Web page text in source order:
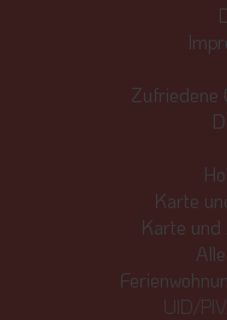
Zufriedene
Karte
Karte und
UID/